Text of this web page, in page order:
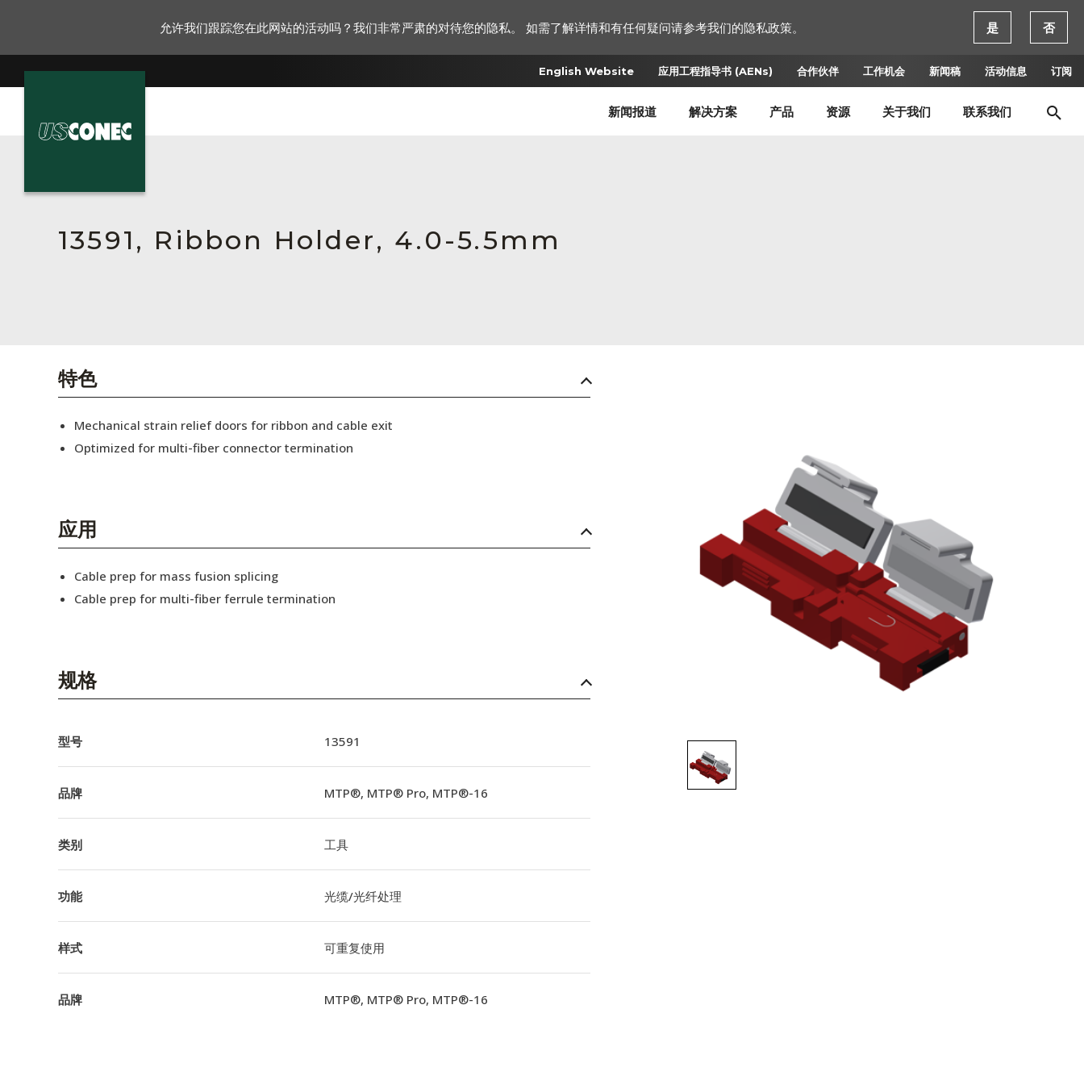
English Website 应用工程指导书 (AENs) 合作伙伴 工作机会 新闻稿 活动信息 订阅
新闻报道 解决方案 产品 资源 关于我们 联系我们
English Website
应用工程指导书 (AENs)
活动信息
13591, Ribbon Holder, 4.0-5.5mm
特色
Mechanical strain relief doors for ribbon and cable exit
Optimized for multi-fiber connector termination
应用
Cable prep for mass fusion splicing
Cable prep for multi-fiber ferrule termination
规格
型号 13591
品牌 MTP®, MTP® Pro, MTP®-16
类别 工具
功能 光缆/光纤处理
样式 可重复使用
品牌 MTP®, MTP® Pro, MTP®-16
允许我们跟踪您在此网站的活动吗？我们非常严肃的对待您的隐私。 如需了解详情和有任何疑问请参考我们的隐私政策。 是 否